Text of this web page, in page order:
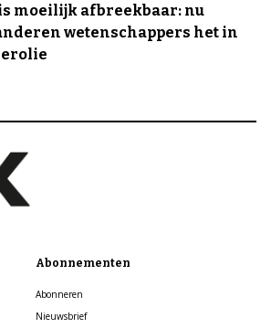
moeilijk afbreekbaar: nu
wetenschappers het in
Abonnementen
Abonneren
Nieuwsbrief